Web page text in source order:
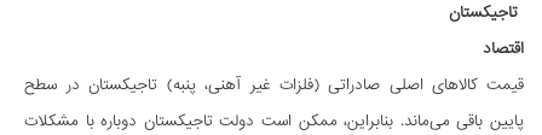
تاجیکستان
اقتصاد
قیمت کالاهای اصلی صادراتی (فلزات غیر آهنی، پنبه) تاجیکستان در سطح
پایین باقی می‌ماند. بنابراین، ممکن است دولت تاجیکستان دوباره با مشکلات